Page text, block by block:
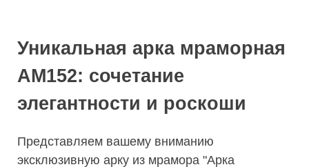
Уникальная арка мраморная
АМ152: сочетание
элегантности и роскоши
Представляем вашему вниманию
эксклюзивную арку из мрамора "Арка